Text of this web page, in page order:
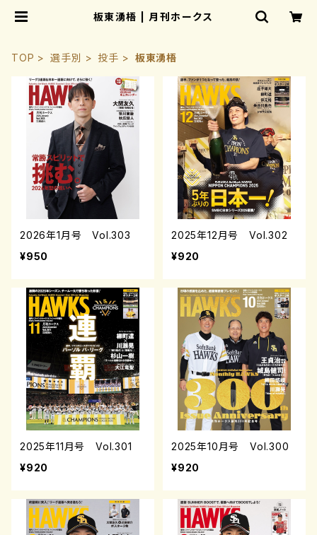
板東湧梧 | 月刊ホークス
TOP 選手別 投手 板東湧梧
2026年1月号 Vol.303
¥950
2025年12月号 Vol.302
¥920
2025年11月号 Vol.301
¥920
2025年10月号 Vol.300
¥920